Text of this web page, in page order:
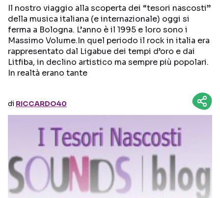
GOSSIP E CURIOSITÀ
TALENT SHOW
Seguici sui social
Il nostro viaggio alla scoperta dei “tesori nascosti”
della musica italiana (e internazionale) oggi si
ferma a Bologna. L’anno è il 1995 e loro sono i
Massimo Volume.In quel periodo il rock in italia era
rappresentato dal Ligabue dei tempi d’oro e dai
Litfiba, in declino artistico ma sempre più popolari.
In realtà erano tante
di RICCARDO40